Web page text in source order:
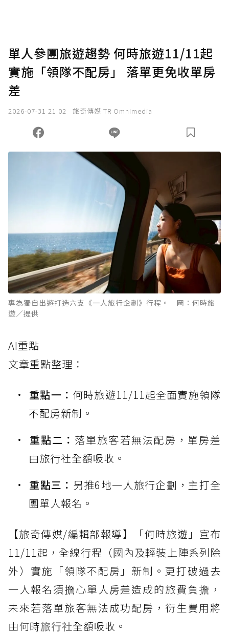
單人參團旅遊趨勢 何時旅遊11/11起
實施「領隊不配房」 落單更免收單房
差
2026-07-31 21:02 旅奇傳媒 TR Omnimedia
專為獨自出遊打造六支《一人旅行企劃》行程。 圖：何時旅
遊／提供
AI重點
文章重點整理：
重點一： 何時旅遊11/11起全面實施領隊
不配房新制。
重點二： 落單旅客若無法配房，單房差
由旅行社全額吸收。
重點三： 另推6地一人旅行企劃，主打全
團單人報名。
【旅奇傳媒/編輯部報導】「何時旅遊」宣布
11/11起，全線行程（國內及輕裝上陣系列除
外）實施「領隊不配房」新制。更打破過去
一人報名須擔心單人房差造成的旅費負擔，
未來若落單旅客無法成功配房，衍生費用將
由何時旅行社全額吸收。